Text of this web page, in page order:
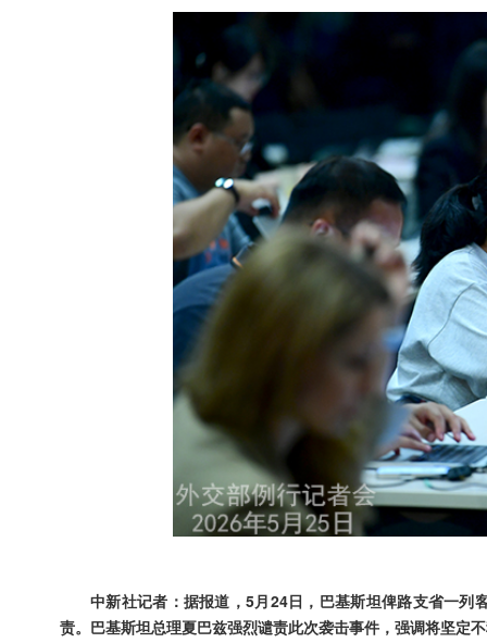
中新社记者：据报道，5月24日，巴基斯坦俾路支省一列
责。巴基斯坦总理夏巴兹强烈谴责此次袭击事件，强调将坚定